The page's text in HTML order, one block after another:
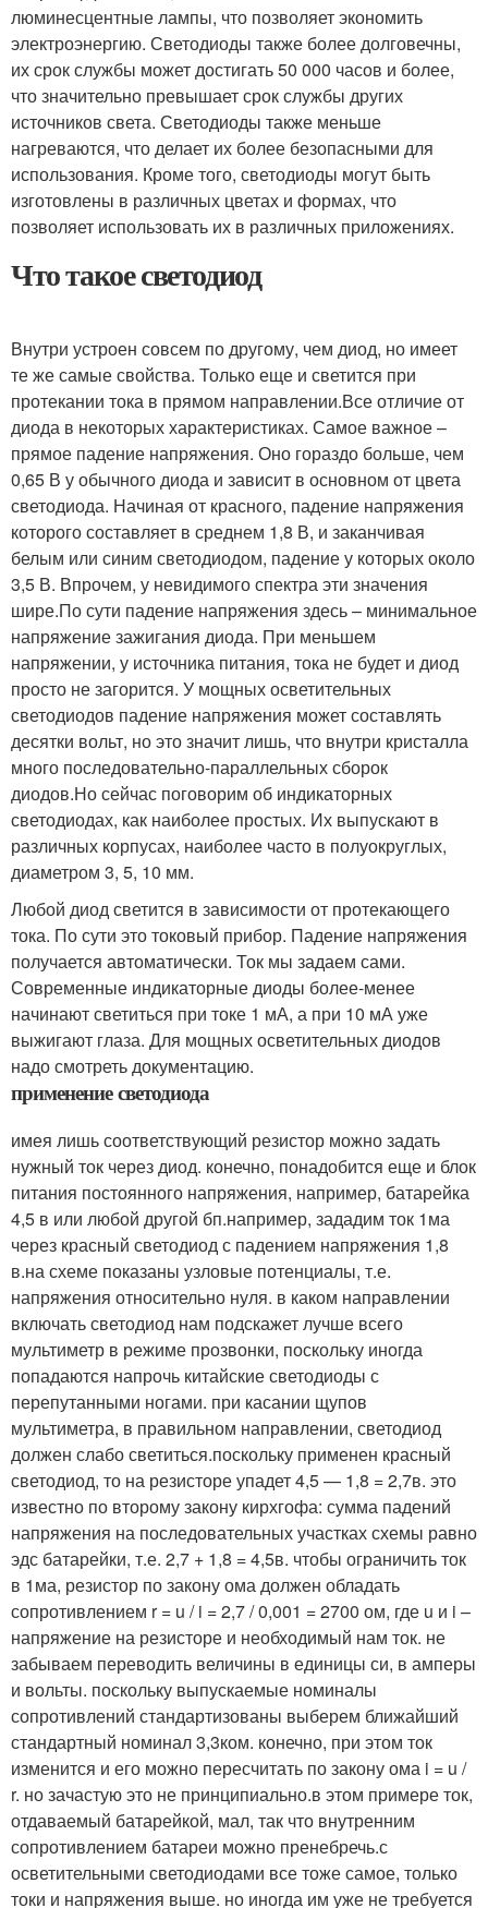
люминесцентные лампы, что позволяет экономить
электроэнергию. Светодиоды также более долговечны,
их срок службы может достигать 50 000 часов и более,
что значительно превышает срок службы других
источников света. Светодиоды также меньше
нагреваются, что делает их более безопасными для
использования. Кроме того, светодиоды могут быть
изготовлены в различных цветах и формах, что
позволяет использовать их в различных приложениях.
Что такое светодиод
Внутри устроен совсем по другому, чем диод, но имеет
те же самые свойства. Только еще и светится при
протекании тока в прямом направлении.Все отличие от
диода в некоторых характеристиках. Самое важное –
прямое падение напряжения. Оно гораздо больше, чем
0,65 В у обычного диода и зависит в основном от цвета
светодиода. Начиная от красного, падение напряжения
которого составляет в среднем 1,8 В, и заканчивая
белым или синим светодиодом, падение у которых около
3,5 В. Впрочем, у невидимого спектра эти значения
шире.По сути падение напряжения здесь – минимальное
напряжение зажигания диода. При меньшем
напряжении, у источника питания, тока не будет и диод
просто не загорится. У мощных осветительных
светодиодов падение напряжения может составлять
десятки вольт, но это значит лишь, что внутри кристалла
много последовательно-параллельных сборок
диодов.Но сейчас поговорим об индикаторных
светодиодах, как наиболее простых. Их выпускают в
различных корпусах, наиболее часто в полуокруглых,
диаметром 3, 5, 10 мм.
Любой диод светится в зависимости от протекающего
тока. По сути это токовый прибор. Падение напряжения
получается автоматически. Ток мы задаем сами.
Современные индикаторные диоды более-менее
начинают светиться при токе 1 мА, а при 10 мА уже
выжигают глаза. Для мощных осветительных диодов
надо смотреть документацию.
применение светодиода
имея лишь соответствующий резистор можно задать
нужный ток через диод. конечно, понадобится еще и блок
питания постоянного напряжения, например, батарейка
4,5 в или любой другой бп.например, зададим ток 1ма
через красный светодиод с падением напряжения 1,8
в.на схеме показаны узловые потенциалы, т.е.
напряжения относительно нуля. в каком направлении
включать светодиод нам подскажет лучше всего
мультиметр в режиме прозвонки, поскольку иногда
попадаются напрочь китайские светодиоды с
перепутанными ногами. при касании щупов
мультиметра, в правильном направлении, светодиод
должен слабо светиться.поскольку применен красный
светодиод, то на резисторе упадет 4,5 — 1,8 = 2,7в. это
известно по второму закону кирхгофа: сумма падений
напряжения на последовательных участках схемы равно
эдс батарейки, т.е. 2,7 + 1,8 = 4,5в. чтобы ограничить ток
в 1ма, резистор по закону ома должен обладать
сопротивлением r = u / i = 2,7 / 0,001 = 2700 ом, где u и i –
напряжение на резисторе и необходимый нам ток. не
забываем переводить величины в единицы си, в амперы
и вольты. поскольку выпускаемые номиналы
сопротивлений стандартизованы выберем ближайший
стандартный номинал 3,3ком. конечно, при этом ток
изменится и его можно пересчитать по закону ома i = u /
r. но зачастую это не принципиально.в этом примере ток,
отдаваемый батарейкой, мал, так что внутренним
сопротивлением батареи можно пренебречь.с
осветительными светодиодами все тоже самое, только
токи и напряжения выше. но иногда им уже не требуется